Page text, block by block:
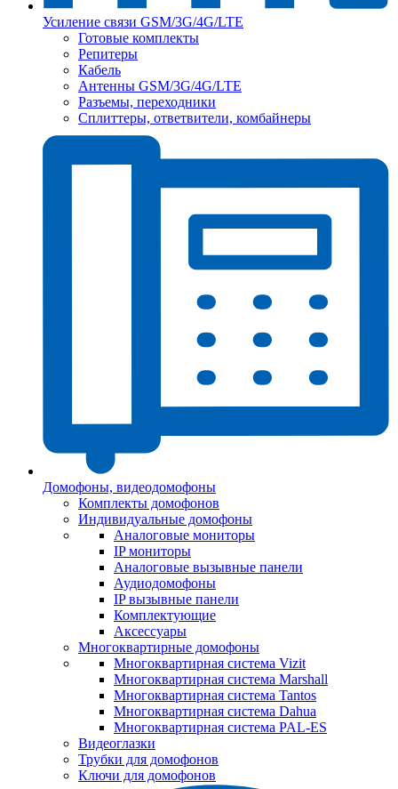
Усиление связи GSM/3G/4G/LTE
Готовые комплекты
Репитеры
Кабель
Антенны GSM/3G/4G/LTE
Разъемы, переходники
Сплиттеры, ответвители, комбайнеры
Домофоны, видеодомофоны
Комплекты домофонов
Индивидуальные домофоны
Аналоговые мониторы
IP мониторы
Аналоговые вызывные панели
Аудиодомофоны
IP вызывные панели
Комплектующие
Аксессуары
Многоквартирные домофоны
Многоквартирная система Vizit
Многоквартирная система Marshall
Многоквартирная система Tantos
Многоквартирная система Dahua
Многоквартирная система PAL-ES
Видеоглазки
Трубки для домофонов
Ключи для домофонов